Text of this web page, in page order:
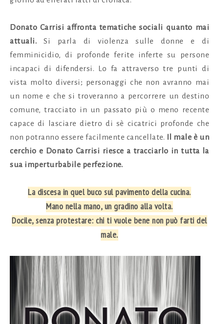
Donato Carrisi affronta tematiche sociali quanto mai
attuali.Si parla di violenza sulle donne e di
femminicidio, di profonde ferite inferte su persone
incapaci di difendersi. Lo fa attraverso tre punti di
vista molto diversi; personaggi che non avranno mai
un nome e che si troveranno a percorrere un destino
comune, tracciato in un passato più o meno recente
capace di lasciare dietro di sè cicatrici profonde che
non potranno essere facilmente cancellate. Il male è un
cerchio e Donato Carrisi riesce a tracciarlo in tutta la
sua imperturbabile perfezione.
La discesa in quel buco sul pavimento della cucina.
Mano nella mano, un gradino alla volta.
Docile, senza protestare: chi ti vuole bene non può farti del
male.